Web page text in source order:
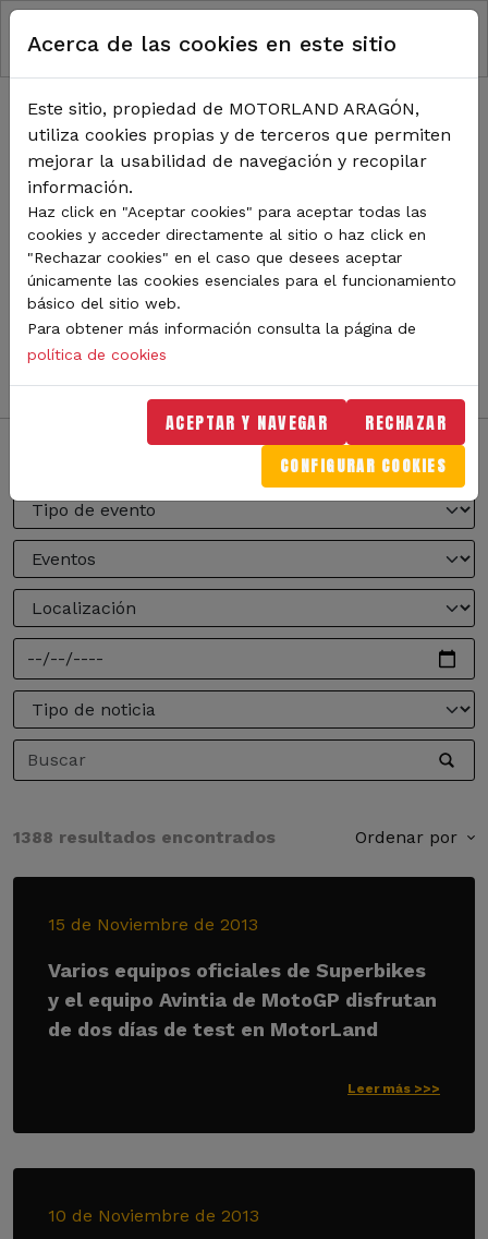
Pasar al contenido principal
RUTA DE NAVEGACIÓN
Inicio Noticias
TODA LA ACTUALIDAD DE
MOTORLAND
Sigue de cerca todas las novedades de MotorLand
Aragón. Aquí encontrarás noticias sobre eventos,
competiciones, pilotos, novedades del circuito y
mucho más. Filtra por categoría o tipo de contenido y
no te pierdas nada del mundo del motor.
1388 resultados encontrados Ordenar por
15 de Noviembre de 2013
Varios equipos oficiales de Superbikes
y el equipo Avintia de MotoGP disfrutan
de dos días de test en MotorLand
Leer más >>>
10 de Noviembre de 2013
Acerca de las cookies en este sitio
Este sitio, propiedad de MOTORLAND ARAGÓN,
utiliza cookies propias y de terceros que permiten
mejorar la usabilidad de navegación y recopilar
información.
Haz click en "Aceptar cookies" para aceptar todas las
cookies y acceder directamente al sitio o haz click en
"Rechazar cookies" en el caso que desees aceptar
únicamente las cookies esenciales para el funcionamiento
básico del sitio web.
Para obtener más información consulta la página de
política de cookies
ACEPTAR Y NAVEGAR RECHAZAR
CONFIGURAR COOKIES